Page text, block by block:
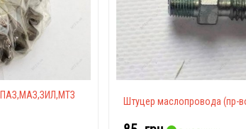
ПАЗ,МАЗ,ЗИЛ,МТЗ
Штуцер маслопровода (пр-